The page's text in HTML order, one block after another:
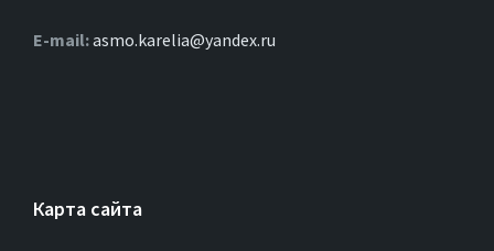
Е-mail:asmo.karelia@yandex.ru
Карта сайта